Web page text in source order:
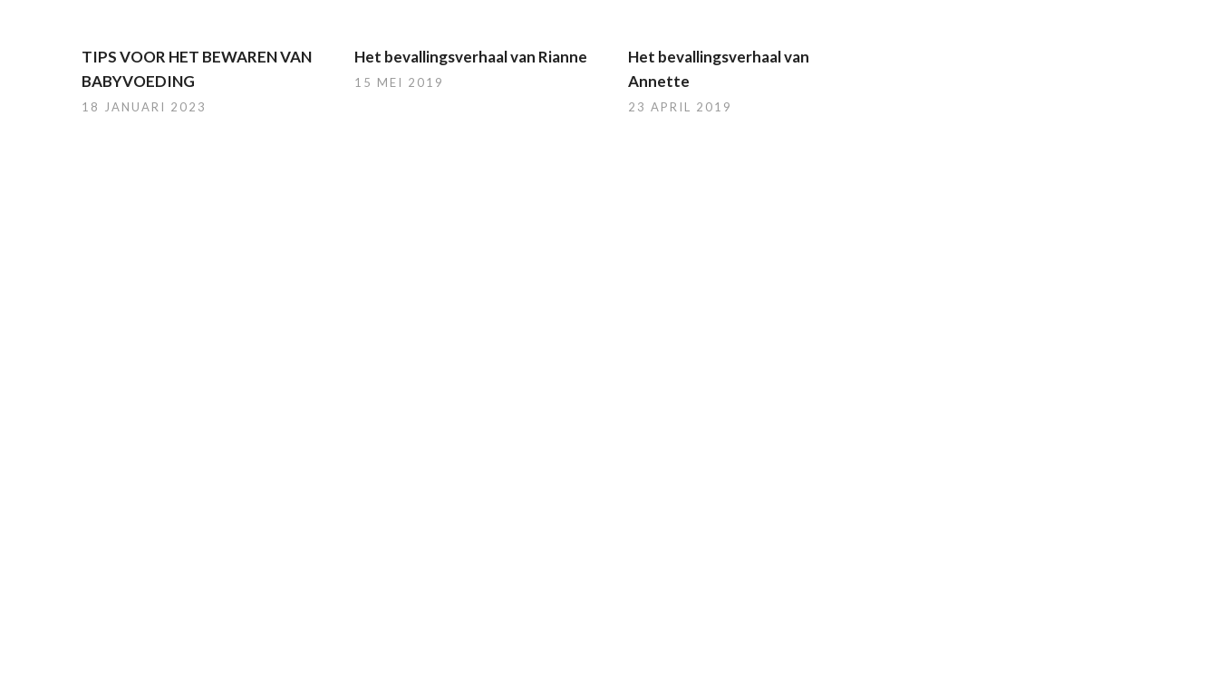
TIPS VOOR HET BEWAREN VAN
BABYVOEDING
18 JANUARI 2023
Het bevallingsverhaal van Rianne
15 MEI 2019
Het bevallingsverhaal van
Annette
23 APRIL 2019